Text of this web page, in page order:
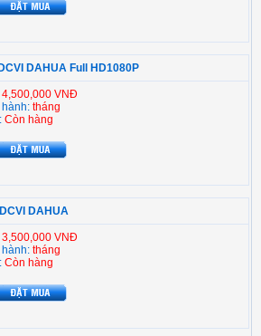
DAHUA Full HD1080P
4,500,000 VNĐ
hành: tháng
Còn hàng
DAHUA
3,500,000 VNĐ
hành: tháng
Còn hàng